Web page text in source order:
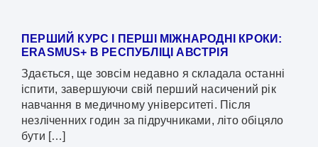
ПЕРШИЙ КУРС І ПЕРШІ МІЖНАРОДНІ КРОКИ:
ERASMUS+ В РЕСПУБЛІЦІ АВСТРІЯ
Здається, ще зовсім недавно я складала останні
іспити, завершуючи свій перший насичений рік
навчання в медичному університеті. Після
незліченних годин за підручниками, літо обіцяло
бути […]